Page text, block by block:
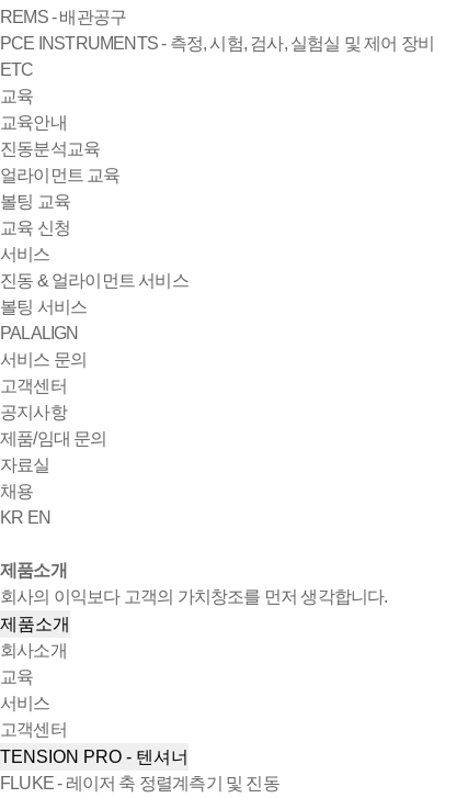
REMS - 배관공구
PCE INSTRUMENTS - 측정, 시험, 검사, 실험실 및 제어 장비
ETC
교육
교육안내
진동분석교육
얼라이먼트 교육
볼팅 교육
교육 신청
서비스
진동 & 얼라이먼트 서비스
볼팅 서비스
PALALIGN
서비스 문의
고객센터
공지사항
제품/임대 문의
자료실
채용
KR EN
제품소개
회사의 이익보다 고객의 가치창조를 먼저 생각합니다.
제품소개
회사소개
교육
서비스
고객센터
TENSION PRO - 텐셔너
FLUKE - 레이저 축 정렬계측기 및 진동